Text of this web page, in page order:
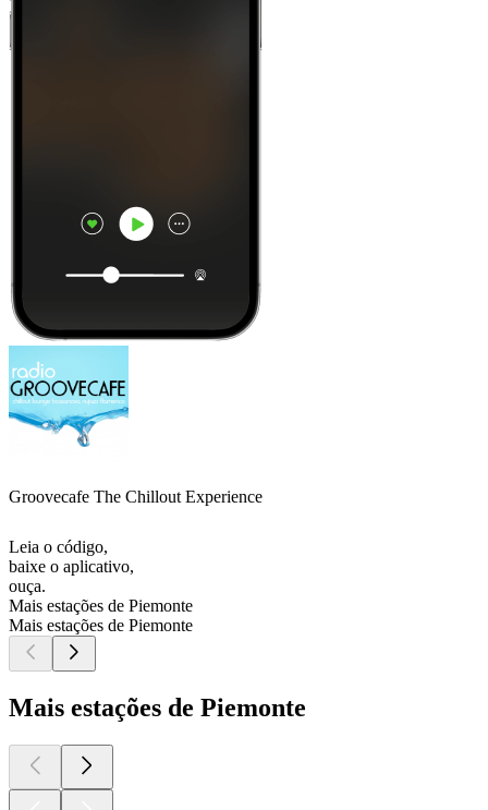
Groovecafe The Chillout Experience
Leia o código,
baixe o aplicativo,
ouça.
Mais estações de Piemonte
Mais estações de Piemonte
Mais estações de Piemonte